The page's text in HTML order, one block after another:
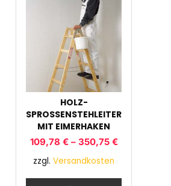
HOLZ-
SPROSSENSTEHLEITER
MIT EIMERHAKEN
109,78 €– 350,75 €
zzgl. Versandkosten